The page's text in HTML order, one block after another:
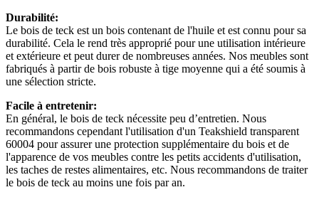
Durabilité:
Le bois de teck est un bois contenant de l'huile et est connu pour sa
durabilité. Cela le rend très approprié pour une utilisation intérieure
et extérieure et peut durer de nombreuses années. Nos meubles sont
fabriqués à partir de bois robuste à tige moyenne qui a été soumis à
une sélection stricte.
Facile à entretenir:
En général, le bois de teck nécessite peu d’entretien. Nous
recommandons cependant l'utilisation d'un Teakshield transparent
60004 pour assurer une protection supplémentaire du bois et de
l'apparence de vos meubles contre les petits accidents d'utilisation,
les taches de restes alimentaires, etc. Nous recommandons de traiter
le bois de teck au moins une fois par an.